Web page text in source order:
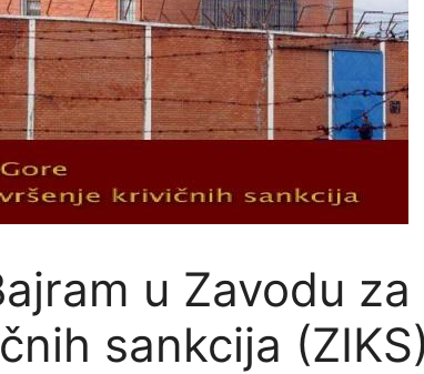
u Zavodu za
sankcija